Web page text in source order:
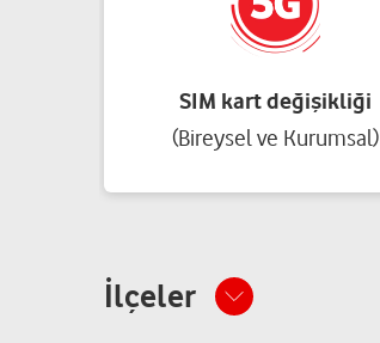
SIM kart değişikliği
(Bireysel ve Kurumsal)
İlçeler